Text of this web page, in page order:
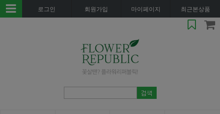
로그인 회원가입 마이페이지 최근본상품